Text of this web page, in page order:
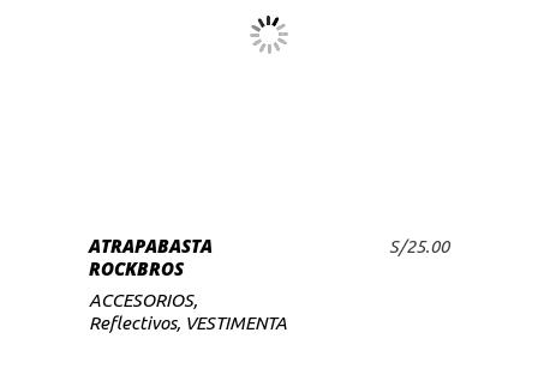
AÑADIR AL CARRITO
ATRAPABASTA
ROCKBROS
S/25.00
ACCESORIOS,
Reflectivos, VESTIMENTA